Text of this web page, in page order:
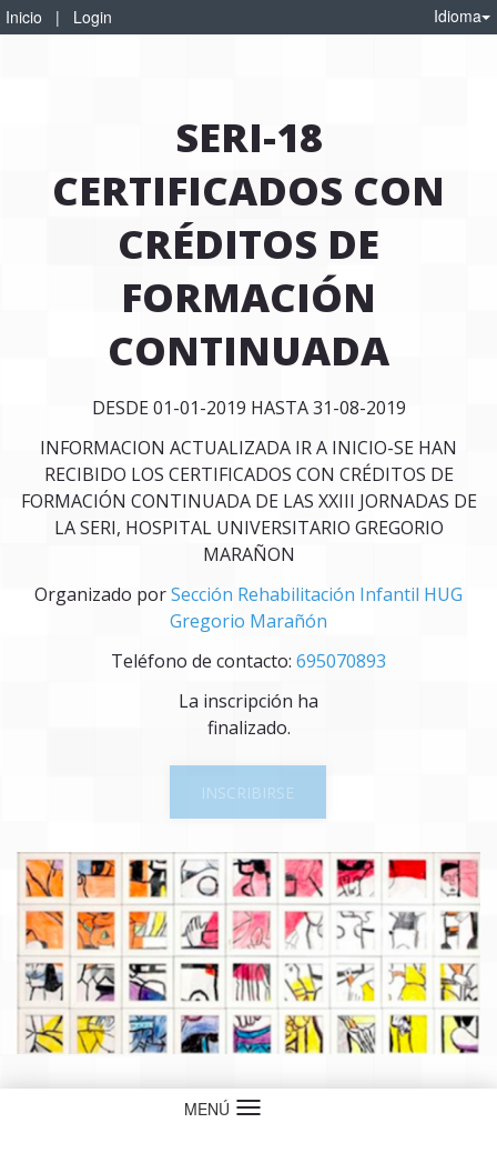
Inicio | Login Idioma
SERI-18
CERTIFICADOS CON
CRÉDITOS DE
FORMACIÓN
CONTINUADA
DESDE 01-01-2019 HASTA 31-08-2019
INFORMACION ACTUALIZADA IR A INICIO-SE HAN
RECIBIDO LOS CERTIFICADOS CON CRÉDITOS DE
FORMACIÓN CONTINUADA DE LAS XXIII JORNADAS DE
LA SERI, HOSPITAL UNIVERSITARIO GREGORIO
MARAÑON
Organizado porSección Rehabilitación Infantil HUG
Gregorio Marañón
Teléfono de contacto: 695070893
La inscripción ha
finalizado.
INSCRIBIRSE
MENÚ Idioma